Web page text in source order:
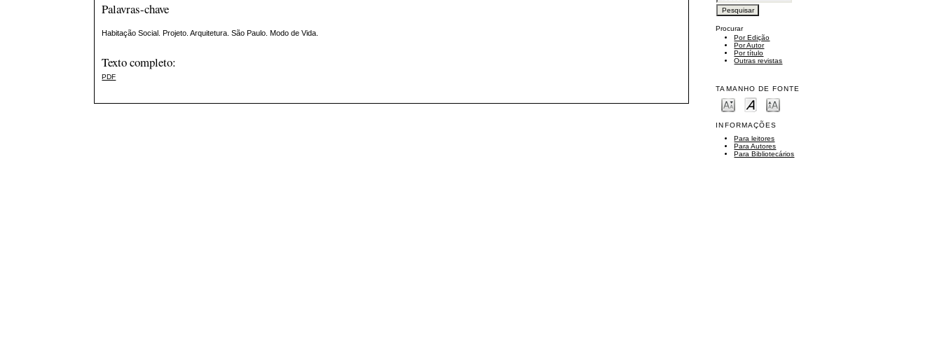
Procurar
Por Edição
Por Autor
Por título
Outras revistas
TAMANHO DE FONTE
INFORMAÇÕES
Para leitores
Para Autores
Para Bibliotecários
Palavras-chave
Habitação Social. Projeto. Arquitetura. São Paulo. Modo de Vida.
Texto completo:
PDF